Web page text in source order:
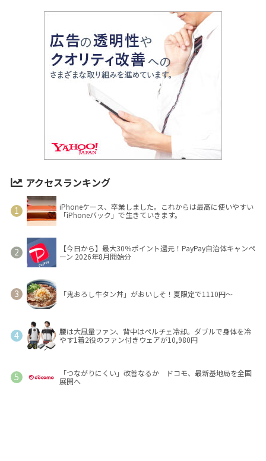
アクセスランキング
iPhoneケース、卒業しました。これからは最高に使いやすい
「iPhoneバック」で生きていきます。
【今日から】最大30％ポイント還元！PayPay自治体キャンペ
ーン 2026年8月開始分
「鬼おろし牛タン丼」がおいしそ！夏限定で1110円～
腰は大風量ファン、背中はペルチェ冷却。ダブルで身体を冷
やす1着2役のファン付きウェアが10,980円
「つながりにくい」改善なるか ドコモ、最新基地局を全国
展開へ